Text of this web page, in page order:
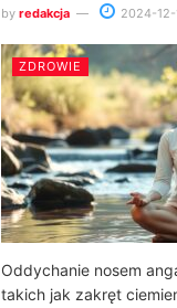
by redakcja 2024-12-
ZDROWIE
Oddychanie nosem
takich jak zakręt